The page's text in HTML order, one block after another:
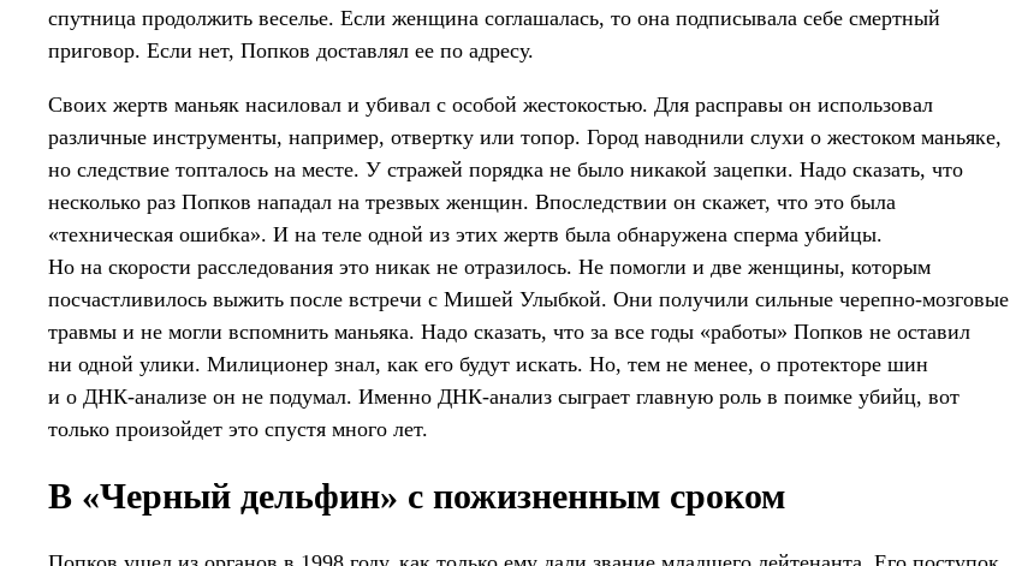
спутница продолжить веселье. Если женщина соглашалась, то она подписывала себе смертный
приговор. Если нет, Попков доставлял ее по адресу.
Своих жертв маньяк насиловал и убивал с особой жестокостью. Для расправы он использовал
различные инструменты, например, отвертку или топор. Город наводнили слухи о жестоком маньяке,
но следствие топталось на месте. У стражей порядка не было никакой зацепки. Надо сказать, что
несколько раз Попков нападал на трезвых женщин. Впоследствии он скажет, что это была
«техническая ошибка». И на теле одной из этих жертв была обнаружена сперма убийцы.
Но на скорости расследования это никак не отразилось. Не помогли и две женщины, которым
посчастливилось выжить после встречи с Мишей Улыбкой. Они получили сильные черепно-мозговые
травмы и не могли вспомнить маньяка. Надо сказать, что за все годы «работы» Попков не оставил
ни одной улики. Милиционер знал, как его будут искать. Но, тем не менее, о протекторе шин
и о ДНК-анализе он не подумал. Именно ДНК-анализ сыграет главную роль в поимке убийц, вот
только произойдет это спустя много лет.
В «Черный дельфин» с пожизненным сроком